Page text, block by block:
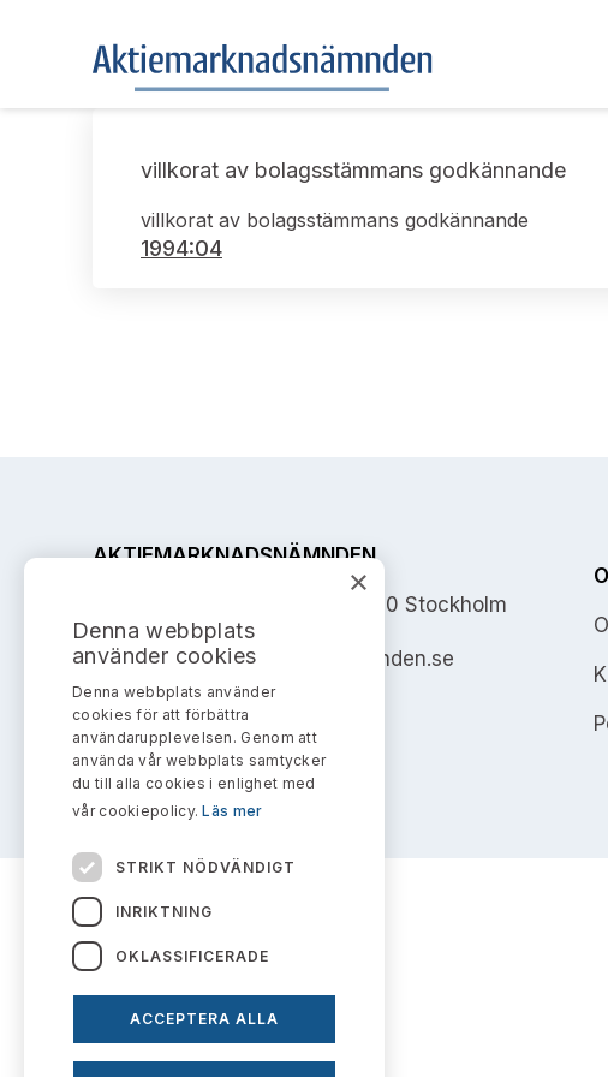
villkorat av bolagsstämmans godkännande
villkorat av bolagsstämmans godkännande
1994:04
AKTIEMARKNADSNÄMNDEN
Address: Box 7354, 103 90 Stockholm
info@aktiemarknadsnamnden.se
×
Denna webbplats
använder cookies
Denna webbplats använder
cookies för att förbättra
användarupplevelsen. Genom att
använda vår webbplats samtycker
du till alla cookies i enlighet med
vår cookiepolicy.Läs mer
STRIKT NÖDVÄNDIGT
INRIKTNING
OKLASSIFICERADE
ACCEPTERA ALLA